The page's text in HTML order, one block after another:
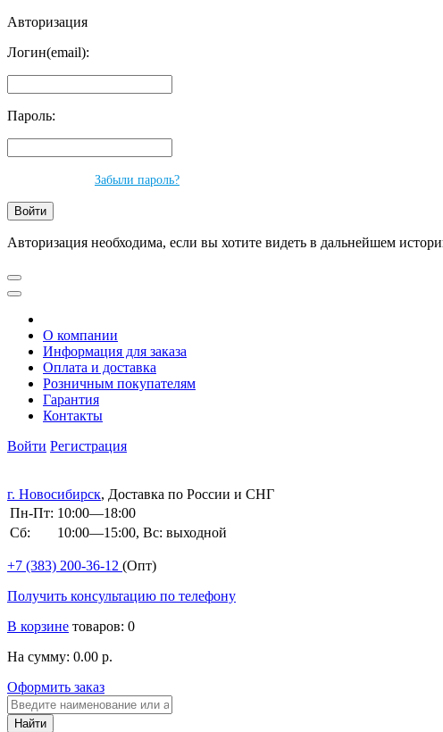
Авторизация
Логин(email):
Пароль:
Забыли пароль?
Авторизация необходима, если вы хотите видеть в дальнейшем
О компании
Информация для заказа
Оплата и доставка
Розничным покупателям
Гарантия
Контакты
Войти Регистрация
г. Новосибирск, Доставка по России и СНГ
Пн-Пт: 10:00—18:00
Сб:
10:00—15:00, Вс: выходной
+7 (383) 200-36-12 (Опт)
Получить консультацию по телефону
В корзине товаров: 0
На сумму: 0.00 р.
Оформить заказ